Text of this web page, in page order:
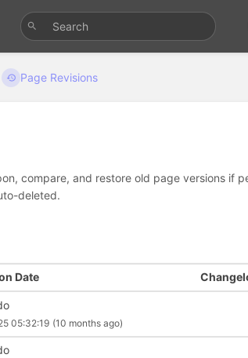
Page Revisions
compare, and restore old page versions if
deleted.
Date
05:32:19 (10 months ago)